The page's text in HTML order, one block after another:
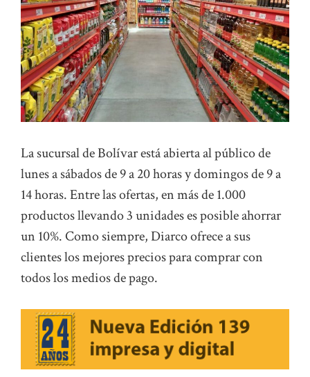
La sucursal de Bolívar está abierta al público de
lunes a sábados de 9 a 20 horas y domingos de 9 a
14 horas. Entre las ofertas, en más de 1.000
productos llevando 3 unidades es posible ahorrar
un 10%. Como siempre, Diarco ofrece a sus
clientes los mejores precios para comprar con
todos los medios de pago.